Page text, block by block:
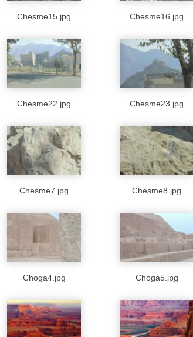
Chesme15.jpg Chesme16.jpg
Chesme22.jpg Chesme23.jpg
Chesme7.jpg Chesme8.jpg
Choga4.jpg Choga5.jpg